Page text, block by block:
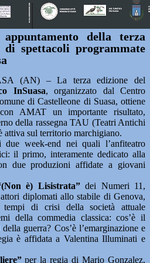
della terza
di spettacoli programmate
(AN) – La terza edizione del
InSuasa, organizzato dal Centro
di Castelleone di Suasa, ottiene
AMAT un importante risultato,
della rassegna TAU (Teatri Antichi
attiva sul territorio marchigiano.
week-end nei quali l’anfiteatro
il primo, interamente dedicato alla
due produzioni affidate a giovani
è) Lisistrata”dei Numeri 11,
diplomati allo stabile di Genova,
di crisi della società attuale
della commedia classica: cos’è il
guerra? Cos’è l’emarginazione e
è affidata a Valentina Illuminati e
per la regia di Mario Gonzalez,